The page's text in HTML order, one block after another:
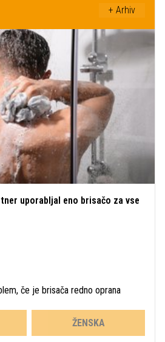
+ Arhiv
uporabljal eno brisačo za vse
če je brisača redno oprana
ŽENSKA